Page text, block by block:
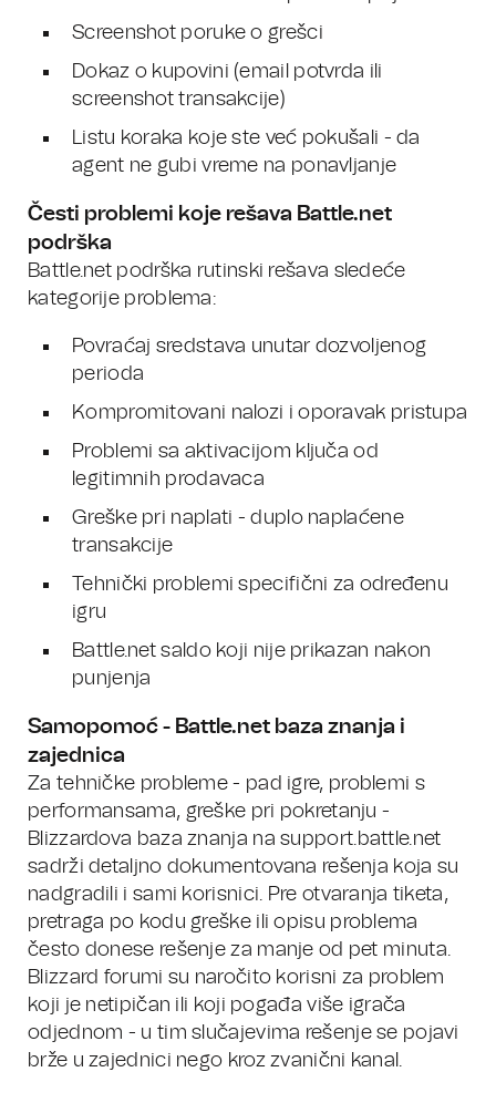
Screenshot poruke o grešci
Dokaz o kupovini (email potvrda ili
screenshot transakcije)
Listu koraka koje ste već pokušali - da
agent ne gubi vreme na ponavljanje
Česti problemi koje rešava Battle.net
podrška
Battle.net podrška rutinski rešava sledeće
kategorije problema:
Povraćaj sredstava unutar dozvoljenog
perioda
Kompromitovani nalozi i oporavak pristupa
Problemi sa aktivacijom ključa od
legitimnih prodavaca
Greške pri naplati - duplo naplaćene
transakcije
Tehnički problemi specifični za određenu
igru
Battle.net saldo koji nije prikazan nakon
punjenja
Samopomoć - Battle.net baza znanja i
zajednica
Za tehničke probleme - pad igre, problemi s
performansama, greške pri pokretanju -
Blizzardova baza znanja na support.battle.net
sadrži detaljno dokumentovana rešenja koja su
nadgradili i sami korisnici. Pre otvaranja tiketa,
pretraga po kodu greške ili opisu problema
često donese rešenje za manje od pet minuta.
Blizzard forumi su naročito korisni za problem
koji je netipičan ili koji pogađa više igrača
odjednom - u tim slučajevima rešenje se pojavi
brže u zajednici nego kroz zvanični kanal.